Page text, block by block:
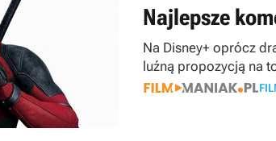
Najlepsze
Na Disney+ oprócz
luźną propozycją na